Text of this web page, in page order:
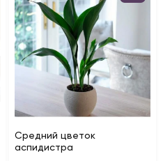
Средний цветок
аспидистра